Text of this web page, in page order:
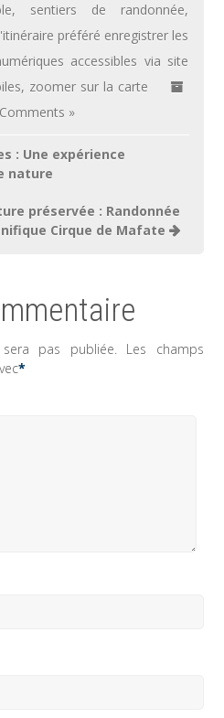
, sentiers de randonnée,
préféré enregistrer les
accessibles via site
, zoomer sur la carte
»
: Une expérience
nature
préservée : Randonnée
Cirque de Mafate
pas publiée. Les champs
*